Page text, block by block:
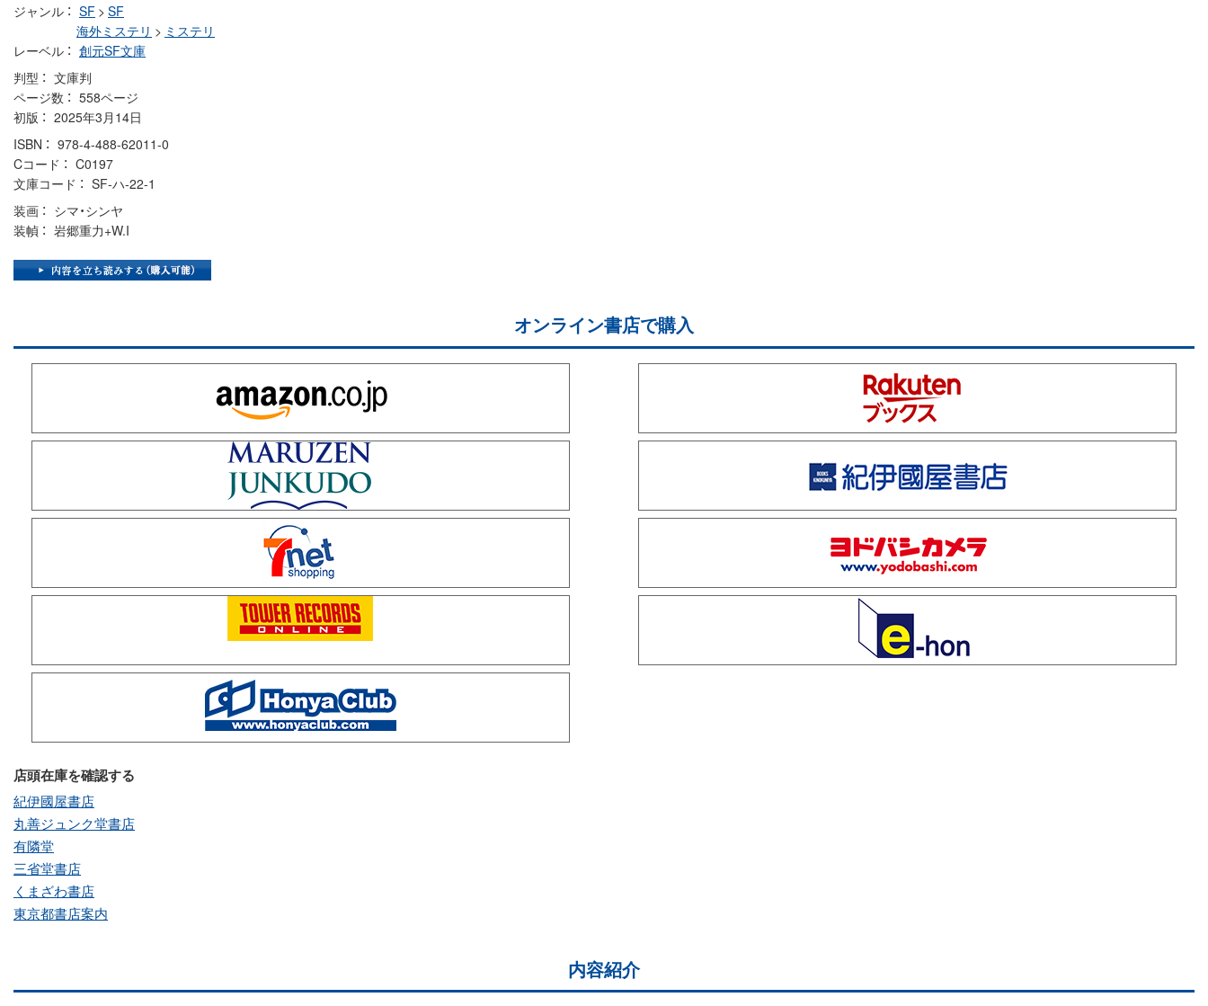
ジャンル
SF > SF
海外ミステリ > ミステリ
レーベル
創元SF文庫
判型
文庫判
ページ数
558ページ
初版
2025年3月14日
ISBN
978-4-488-62011-0
Cコード
C0197
文庫コード
SF-ハ-22-1
装画
シマ・シンヤ
装幀
岩郷重力+W.I
オンライン書店で購入
店頭在庫を確認する
紀伊國屋書店
丸善ジュンク堂書店
有隣堂
三省堂書店
くまざわ書店
東京都書店案内
内容紹介